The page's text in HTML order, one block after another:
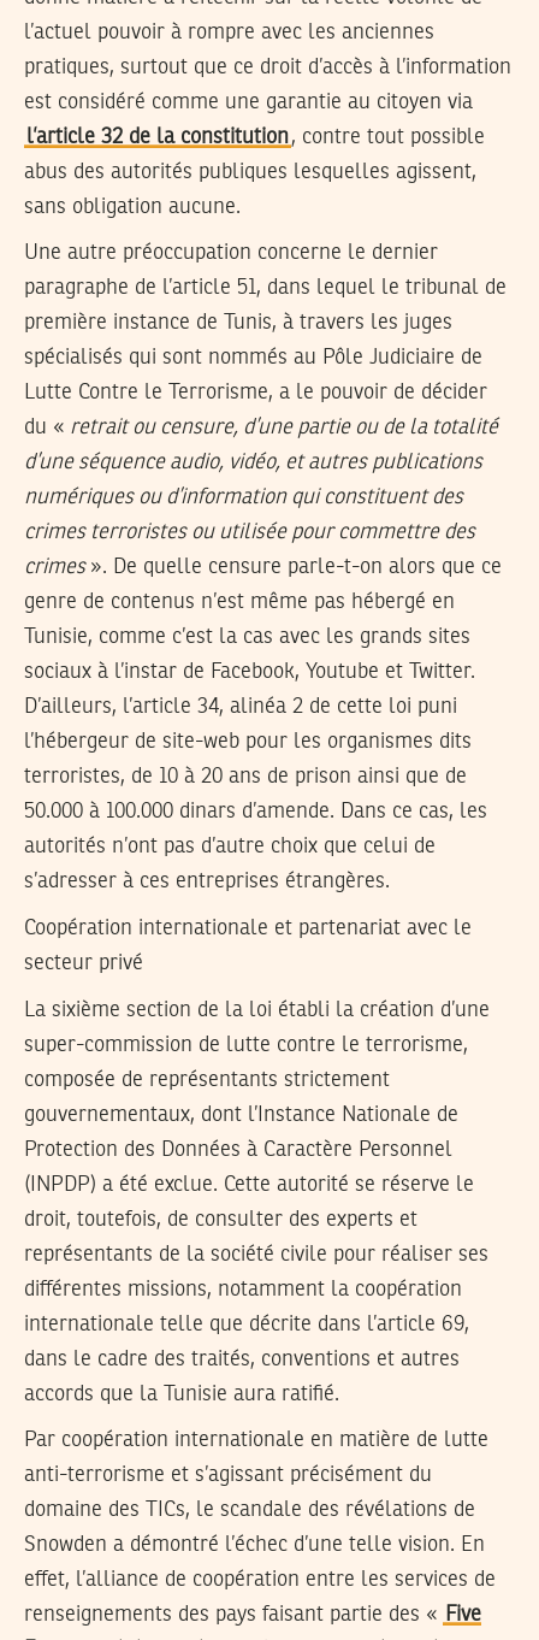
l’actuel pouvoir à rompre avec les anciennes
pratiques, surtout que ce droit d’accès à l’information
est considéré comme une garantie au citoyen via
l’article 32 de la constitution, contre tout possible
abus des autorités publiques lesquelles agissent,
sans obligation aucune.
Une autre préoccupation concerne le dernier
paragraphe de l’article 51, dans lequel le tribunal de
première instance de Tunis, à travers les juges
spécialisés qui sont nommés au Pôle Judiciaire de
Lutte Contre le Terrorisme, a le pouvoir de décider
du « retrait ou censure, d’une partie ou de la totalité
d’une séquence audio, vidéo, et autres publications
numériques ou d’information qui constituent des
crimes terroristes ou utilisée pour commettre des
crimes». De quelle censure parle-t-on alors que ce
genre de contenus n’est même pas hébergé en
Tunisie, comme c’est la cas avec les grands sites
sociaux à l’instar de Facebook, Youtube et Twitter.
D’ailleurs, l’article 34, alinéa 2 de cette loi puni
l’hébergeur de site-web pour les organismes dits
terroristes, de 10 à 20 ans de prison ainsi que de
50.000 à 100.000 dinars d’amende. Dans ce cas, les
autorités n’ont pas d’autre choix que celui de
s’adresser à ces entreprises étrangères.
Coopération internationale et partenariat avec le
secteur privé
La sixième section de la loi établi la création d’une
super-commission de lutte contre le terrorisme,
composée de représentants strictement
gouvernementaux, dont l’Instance Nationale de
Protection des Données à Caractère Personnel
(INPDP) a été exclue. Cette autorité se réserve le
droit, toutefois, de consulter des experts et
représentants de la société civile pour réaliser ses
différentes missions, notamment la coopération
internationale telle que décrite dans l’article 69,
dans le cadre des traités, conventions et autres
accords que la Tunisie aura ratifié.
Par coopération internationale en matière de lutte
anti-terrorisme et s’agissant précisément du
domaine des TICs, le scandale des révélations de
Snowden a démontré l’échec d’une telle vision. En
effet, l’alliance de coopération entre les services de
renseignements des pays faisant partie des « Five